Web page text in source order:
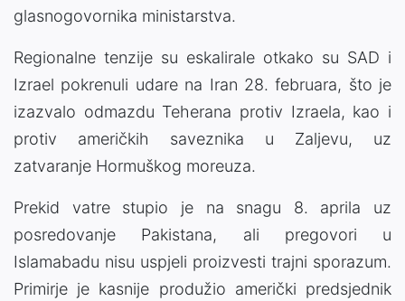
glasnogovornika ministarstva.
Regionalne tenzije su eskalirale otkako su SAD i
Izrael pokrenuli udare na Iran 28. februara, što je
izazvalo odmazdu Teherana protiv Izraela, kao i
protiv američkih saveznika u Zaljevu, uz
zatvaranje Hormuškog moreuza.
Prekid vatre stupio je na snagu 8. aprila uz
posredovanje Pakistana, ali pregovori u
Islamabadu nisu uspjeli proizvesti trajni sporazum.
Primirje je kasnije produžio američki predsjednik